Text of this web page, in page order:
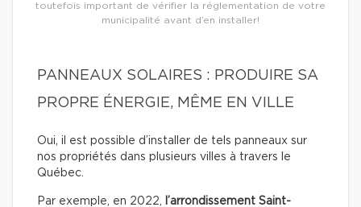
toutefois important de vérifier la réglementation de votre
municipalité avant d’en installer!
PANNEAUX SOLAIRES : PRODUIRE SA
PROPRE ÉNERGIE, MÊME EN VILLE
Oui, il est possible d’installer de tels panneaux sur
nos propriétés dans plusieurs villes à travers le
Québec.
Par exemple, en 2022, l’arrondissement Saint-